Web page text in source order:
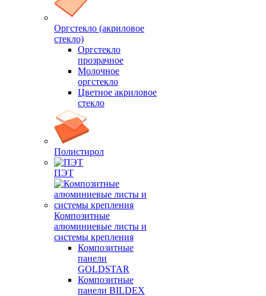
Оргстекло (акриловое
стекло)
Оргстекло
прозрачное
Молочное
оргстекло
Цветное акриловое
стекло
Полистирол
ПЭТ
Композитные
алюминиевые листы и
системы крепления
Композитные
панели
GOLDSTAR
Композитные
панели BILDEX